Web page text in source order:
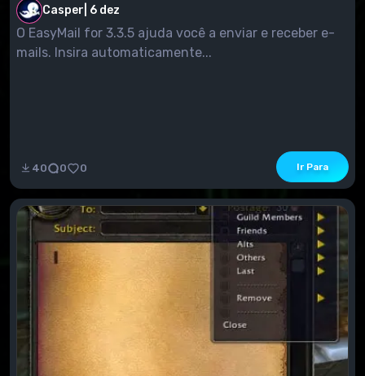
Casper 6 dez
O EasyMail for 3.3.5 ajuda você a enviar e receber e-
mails. Insira automaticamente...
40 0 0 Ir Para